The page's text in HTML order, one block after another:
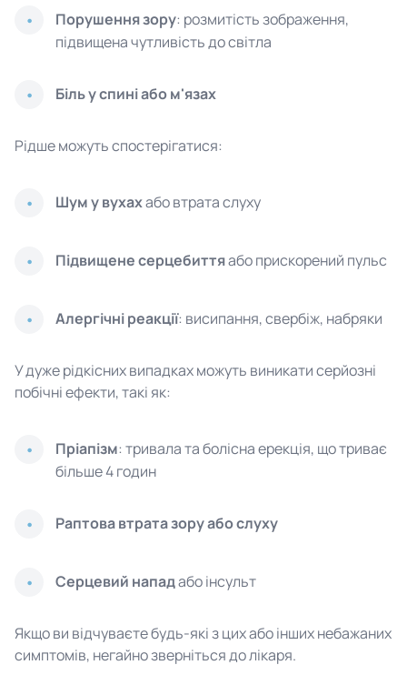
Порушення зору: розмитість зображення,
підвищена чутливість до світла
Біль у спині або м'язах
Рідше можуть спостерігатися:
Шум у вухахабо втрата слуху
Підвищене серцебиттяабо прискорений пульс
Алергічні реакції: висипання, свербіж, набряки
У дуже рідкісних випадках можуть виникати серйозні
побічні ефекти, такі як:
Пріапізм: тривала та болісна ерекція, що триває
більше 4 годин
Раптова втрата зору або слуху
Серцевий нападабо інсульт
Якщо ви відчуваєте будь-які з цих або інших небажаних
симптомів, негайно зверніться до лікаря.